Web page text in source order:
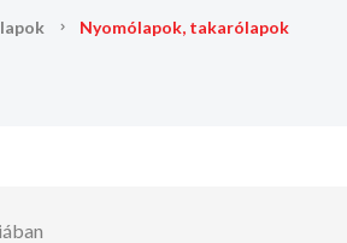
nyomólapok, takarólapok